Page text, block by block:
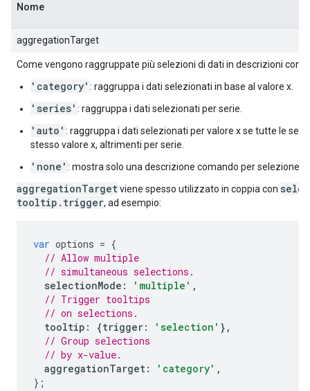
Nome
aggregationTarget
Come vengono raggruppate più selezioni di dati in descrizioni
'category' : raggruppa i dati selezionati in base al valore x.
'series' : raggruppa i dati selezionati per serie.
'auto' : raggruppa i dati selezionati per valore x se tutte le
stesso valore x, altrimenti per serie.
'none' : mostra solo una descrizione comando per selezione.
aggregationTargetviene spesso utilizzato in coppia con
tooltip.trigger, ad esempio:
var options = {
// Allow multiple
// simultaneous selections.
selectionMode : 'multiple' ,
// Trigger tooltips
// on selections.
tooltip : {trigger: 'selection' },
// Group selections
// by x-value.
aggregationTarget: 'category' ,
};